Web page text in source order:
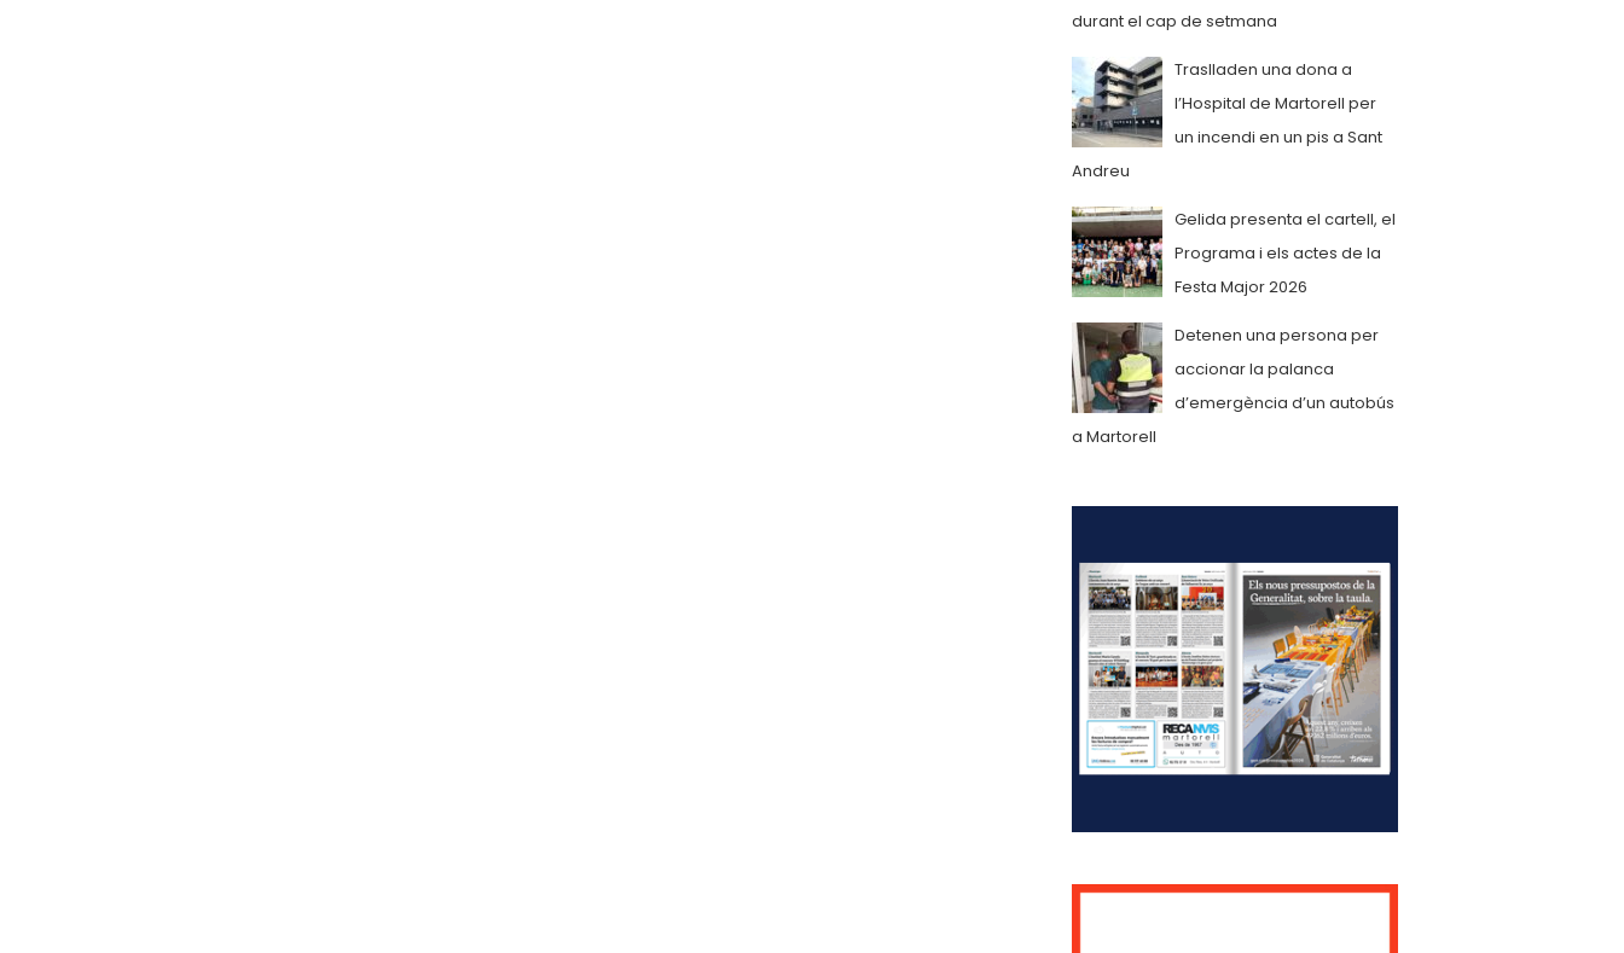
durant el cap de setmana
Traslladen una dona a
l’Hospital de Martorell per
un incendi en un pis a Sant
Andreu
Gelida presenta el cartell, el
Programa i els actes de la
Festa Major 2026
Detenen una persona per
accionar la palanca
d’emergència d’un autobús
a Martorell